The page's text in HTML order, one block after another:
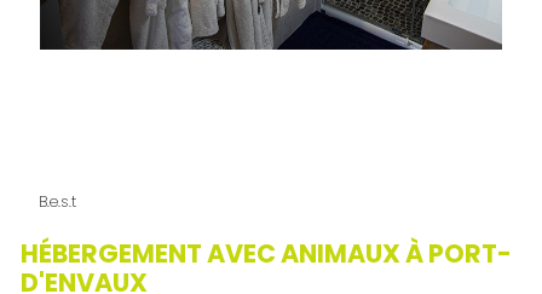
B.e.s.t
HÉBERGEMENT AVEC ANIMAUX À PORT-
D'ENVAUX